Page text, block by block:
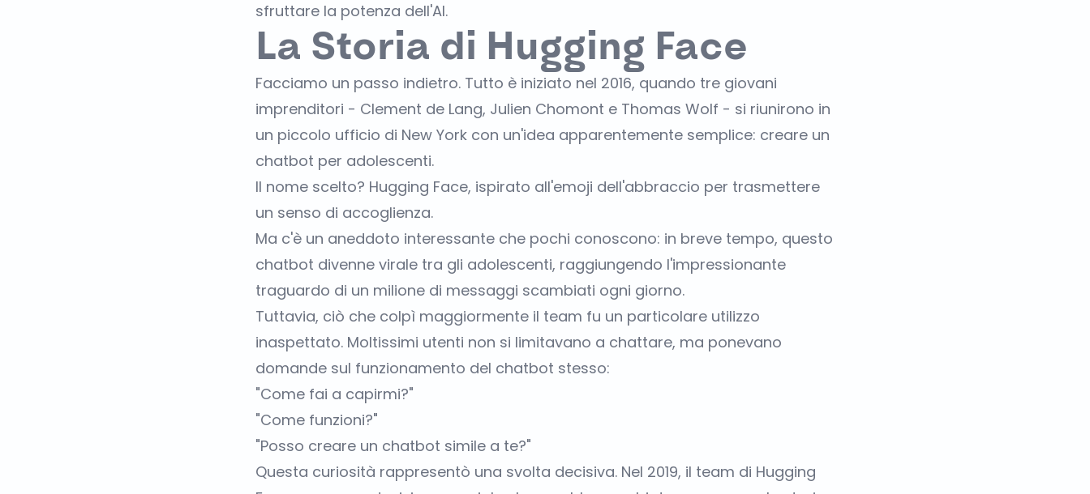
sfruttare la potenza dell'AI.
La Storia di Hugging Face
Facciamo un passo indietro. Tutto è iniziato nel 2016, quando tre giovani
imprenditori - Clement de Lang, Julien Chomont e Thomas Wolf - si riunirono in
un piccolo ufficio di New York con un'idea apparentemente semplice: creare un
chatbot per adolescenti.
Il nome scelto? Hugging Face, ispirato all'emoji dell'abbraccio per trasmettere
un senso di accoglienza.
Ma c'è un aneddoto interessante che pochi conoscono: in breve tempo, questo
chatbot divenne virale tra gli adolescenti, raggiungendo l'impressionante
traguardo di un milione di messaggi scambiati ogni giorno.
Tuttavia, ciò che colpì maggiormente il team fu un particolare utilizzo
inaspettato. Moltissimi utenti non si limitavano a chattare, ma ponevano
domande sul funzionamento del chatbot stesso:
"Come fai a capirmi?"
"Come funzioni?"
"Posso creare un chatbot simile a te?"
Questa curiosità rappresentò una svolta decisiva. Nel 2019, il team di Hugging